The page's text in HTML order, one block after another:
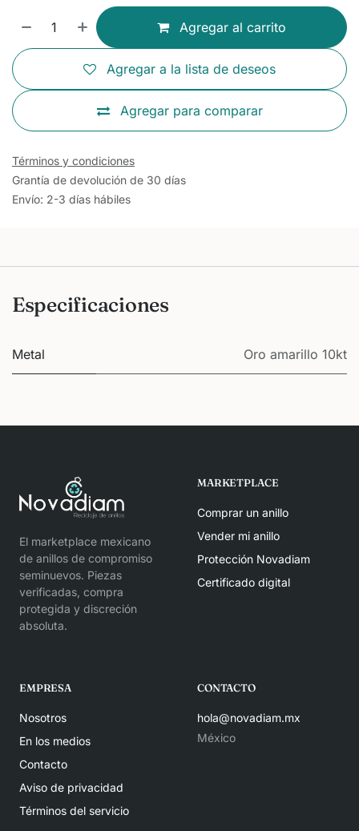
Agregar al carrito
Agregar para comparar
Agregar a la lista de deseos
Términos y condiciones
Grantía de devolución de 30 días
Envío: 2-3 días hábiles
Especificaciones
Metal Oro amarillo 10kt
El marketplace mexicano
de anillos de compromiso
seminuevos. Piezas
verificadas, compra
protegida y discreción
absoluta.
MARKETPLACE
Comprar un anillo
Vender mi anillo
Protección Novadiam
Certificado digital
EMPRESA
Nosotros
En los medios
Contacto
Aviso de privacidad
Términos del servicio
CONTACTO
hola@novadiam.mx
México